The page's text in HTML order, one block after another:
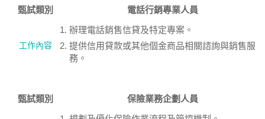
甄試類別 電話行銷專業人員
工作內容
辦理電話銷售信貸及特定專案。
提供信用貸款或其他個金商品相關諮詢與銷售服
務。
甄試類別 保險業務企劃人員